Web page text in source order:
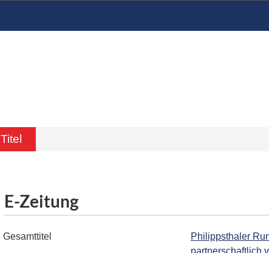
Titel
E-Zeitung
Gesamttitel
Philippsthaler
partnerschaftlich